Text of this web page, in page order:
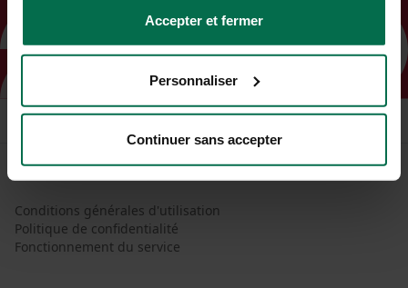
Accepter et fermer
Personnaliser
Continuer sans accepter
Conditions générales d'utilisation
Politique de confidentialité
Fonctionnement du service